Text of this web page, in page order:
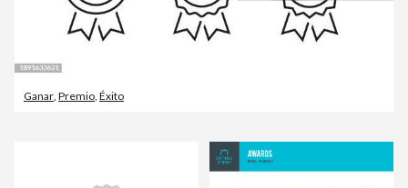
Ganar Premio Éxito